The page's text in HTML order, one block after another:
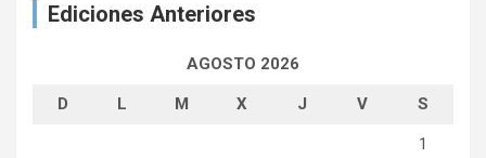
Ediciones Anteriores
AGOSTO 2026
D L M X J V S
1